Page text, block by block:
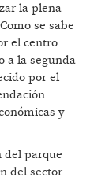
la plena
se sabe
el centro
a la segunda
por el
y
del parque
del sector